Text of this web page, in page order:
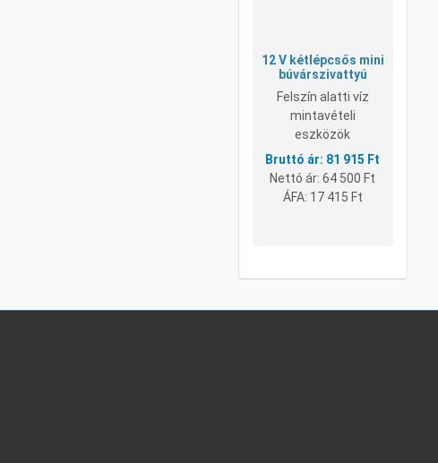
12 V kétlépcsős mini
búvárszivattyú
Felszín alatti víz
mintavételi
eszközök
81 915 Ft
Nettó ár:64 500 Ft
ÁFA: 17 415 Ft